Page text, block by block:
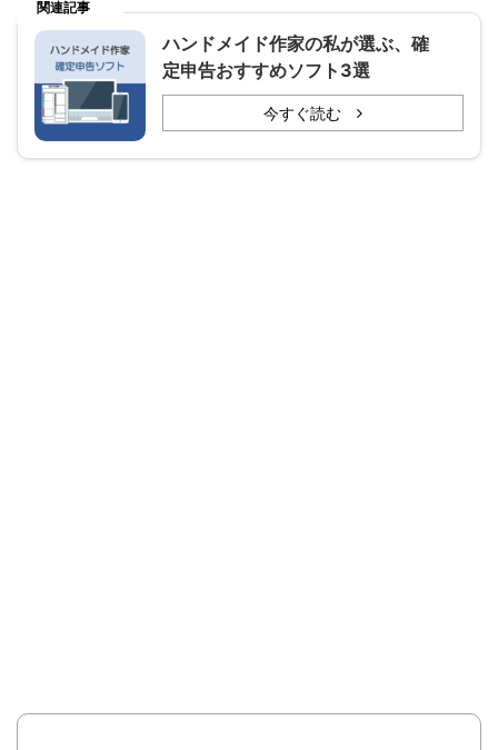
関連記事
ハンドメイド作家の私が選ぶ、確
定申告おすすめソフト3選
今すぐ読む